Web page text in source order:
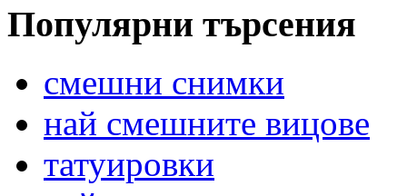
Популярни търсения
смешни снимки
най смешните вицове
татуировки